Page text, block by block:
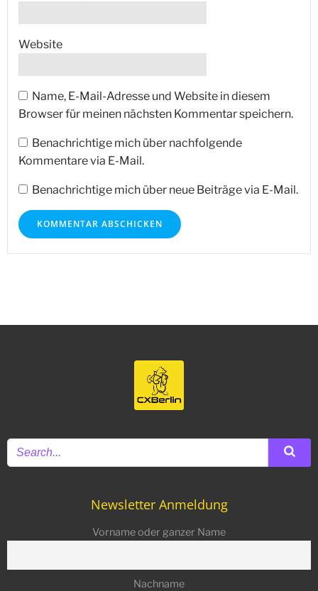
Website
Name, E-Mail-Adresse und Website in diesem
Browser für meinen nächsten Kommentar speichern.
Benachrichtige mich über nachfolgende
Kommentare via E-Mail.
Benachrichtige mich über neue Beiträge via E-Mail.
Newsletter Anmeldung
Vorname oder ganzer Name
Nachname